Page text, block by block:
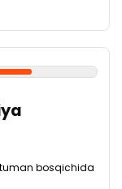
bosqichida